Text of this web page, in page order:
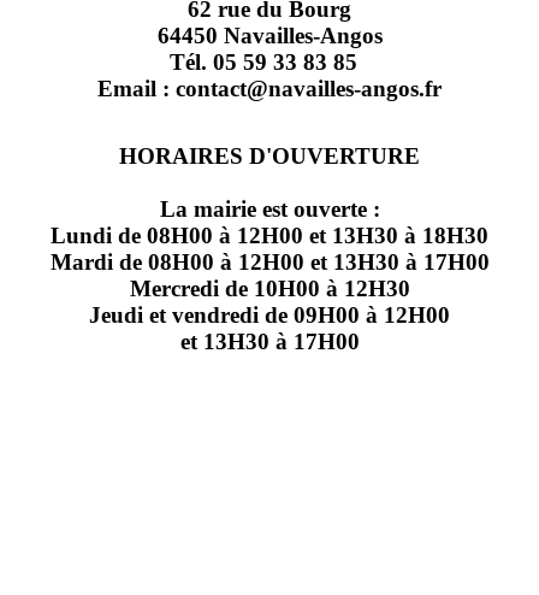
62 rue du Bourg
64450 Navailles-Angos
Tél. 05 59 33 83 85
Email : contact@navailles-angos.fr
HORAIRES D'OUVERTURE
La mairie est ouverte :
Lundi de 08H00 à 12H00 et 13H30 à 18H30
Mardi de 08H00 à 12H00 et 13H30 à 17H00
Mercredi de 10H00 à 12H30
Jeudi et vendredi de 09H00 à 12H00
et 13H30 à 17H00